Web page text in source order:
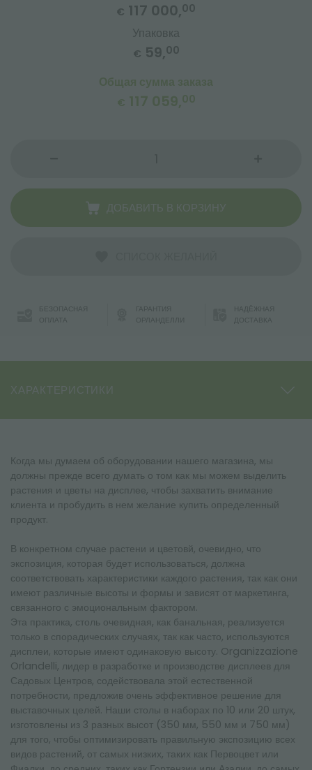
€ 117 000,00
Упаковка
€ 59,00
Общая сумма заказа
€ 117 059,00
ДОБАВИТЬ В КОРЗИНУ
БЕЗОПАСНАЯ
ОПЛАТА
ГАРАНТИЯ
ОРЛАНДЕЛЛИ
НАДЁЖНАЯ
ДОСТАВКА
ХАРАКТЕРИСТИКИ
Когда мы думаем об оборудовании нашего магазина, мы
должны прежде всего думать о том как мы можем выделить
растения и цветы на дисплее, чтобы захватить внимание
клиента и пробудить в нем желание купить определенный
продукт.
В конкретном случае растени и цветовй, очевидно, что
экспозиция, которая будет использоваться, должна
соответствовать характеристики каждого растения, так как они
имеют различные высоты и формы и зависят от маркетинга,
связанного с эмоциональным фактором.
Эта практика, столь очевидная, как банальная, реализуется
только в спорадических случаях, так как часто, используются
дисплеи, которые имеют одинаковую высоту. Organizzazione
Orlandelli, лидер в разработке и производстве дисплеев для
Садовых Центров, содействовала этой естественной
потребности, предложив очень эффективное решение для
выставочных целей. Наши столы в наборах по 10 или 20 штук,
изготовлены из 3 разных высот (350 мм, 550 мм и 750 мм)
для того, чтобы оптимизировать правильную экспозицию всех
видов растений, от самых низких, таких как Первоцвет или